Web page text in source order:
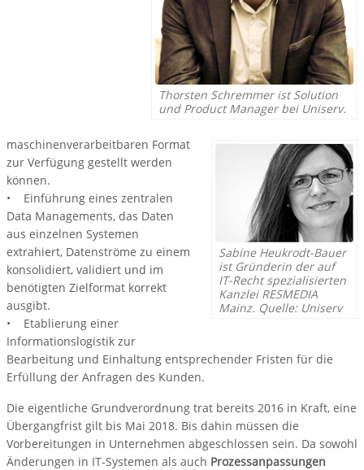
Thorsten Schremmer ist Solution
und Product Manager bei Uniserv.
Sabine Heukrodt-Bauer
ist Gründerin der auf
IT-Recht spezialisierten
Kanzlei RESMEDIA
Mainz. Quelle: Uniserv
maschinenverarbeitbaren Format
zur Verfügung gestellt werden
können.
• Einführung eines zentralen
Data Managements, das Daten
aus einzelnen Systemen
extrahiert, Datenströme zu einem
konsolidiert, validiert und im
benötigten Zielformat korrekt
ausgibt.
• Etablierung einer
Informationslogistik zur
Bearbeitung und Einhaltung entsprechender Fristen für die
Erfüllung der Anfragen des Kunden.
Die eigentliche Grundverordnung trat bereits 2016 in Kraft, eine
Übergangfrist gilt bis Mai 2018. Bis dahin müssen die
Vorbereitungen in Unternehmen abgeschlossen sein. Da sowohl
Änderungen in IT-Systemen als auch Prozessanpassungen